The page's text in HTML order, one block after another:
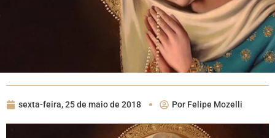
sexta-feira, 25 de maio de 2018 Por Felipe Mozelli